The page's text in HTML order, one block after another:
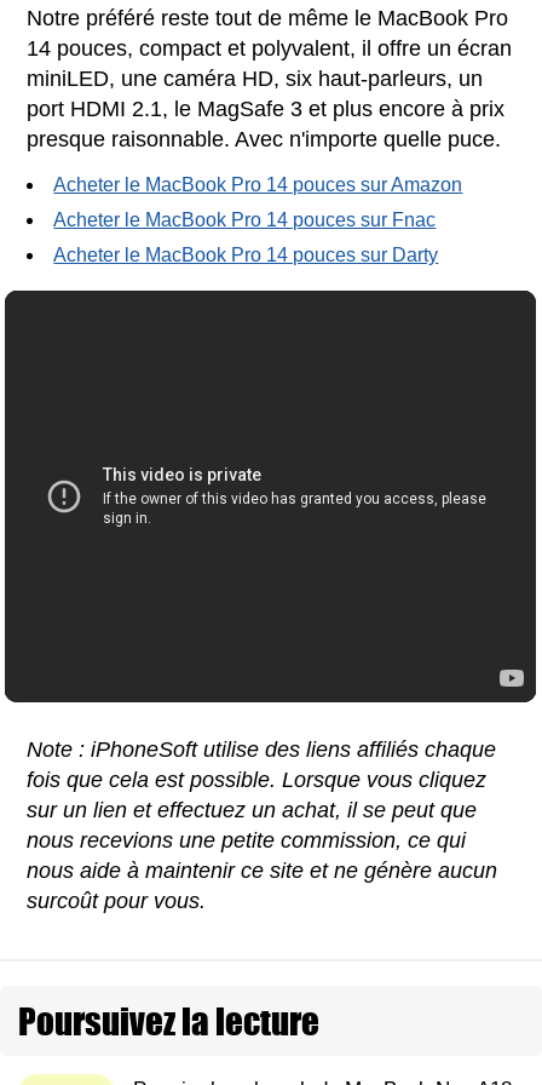
Notre préféré reste tout de même le MacBook Pro
14 pouces, compact et polyvalent, il offre un écran
miniLED, une caméra HD, six haut-parleurs, un
port HDMI 2.1, le MagSafe 3 et plus encore à prix
presque raisonnable. Avec n'importe quelle puce.
Acheter le MacBook Pro 14 pouces sur Amazon
Acheter le MacBook Pro 14 pouces sur Fnac
Acheter le MacBook Pro 14 pouces sur Darty
Note : iPhoneSoft utilise des liens affiliés chaque
fois que cela est possible. Lorsque vous cliquez
sur un lien et effectuez un achat, il se peut que
nous recevions une petite commission, ce qui
nous aide à maintenir ce site et ne génère aucun
surcoût pour vous.
Poursuivez la lecture